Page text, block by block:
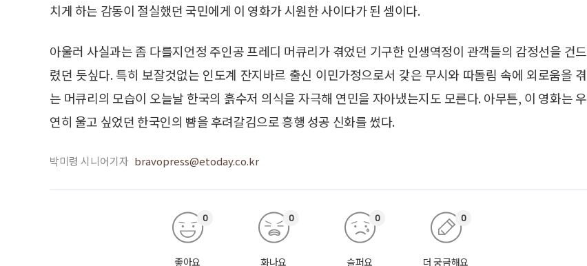
치게 하는 감동이 절실했던 국민에게 이 영화가 시원한 사이다가 된 셈이다.
아울러 사실과는 좀 다를지언정 주인공 프레디 머큐리가 겪었던 기구한 인생역정이 관객들의 감정선을 건드
렸던 듯싶다. 특히 보잘것없는 인도계 잔지바르 출신 이민가정으로서 갖은 무시와 따돌림 속에 외로움을 겪
는 머큐리의 모습이 오늘날 한국의 흙수저 의식을 자극해 연민을 자아냈는지도 모른다. 아무튼, 이 영화는 우
연히 울고 싶었던 한국인의 뺨을 후려갈김으로 흥행 성공 신화를 썼다.
박미령 시니어기자 bravopress@etoday.co.kr
좋아요
0
화나요
0
슬퍼요
0
더 궁금해요
0